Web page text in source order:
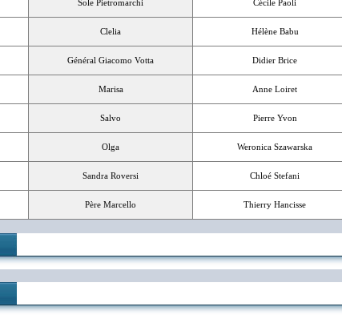
Sole Pietromarchi Cécile Paoli
Clelia Hélène Babu
Général Giacomo Votta Didier Brice
Marisa Anne Loiret
Salvo Pierre Yvon
Olga Weronica Szawarska
Sandra Roversi Chloé Stefani
Père Marcello Thierry Hancisse